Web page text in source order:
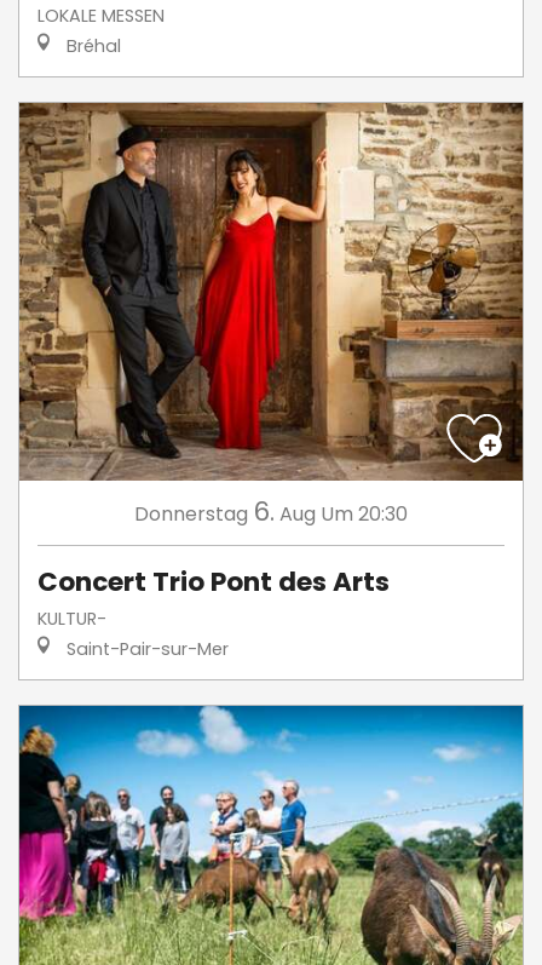
LOKALE MESSEN
Bréhal
Donnerstag 6. Aug Um 20:30
Concert Trio Pont des Arts
KULTUR-
Saint-Pair-sur-Mer